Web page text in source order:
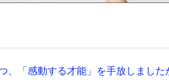
、「感動する才能」を手放しまし